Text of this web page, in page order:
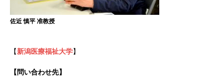
佐近 慎平 准教授
【新潟医療福祉大学】
【問い合わせ先】